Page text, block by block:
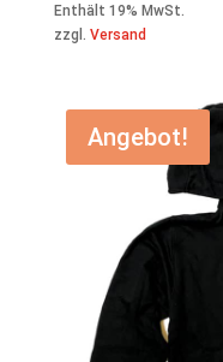
Preis
war:
Preis
Enthält 19% MwSt.
zzgl. Versand
Angebot!